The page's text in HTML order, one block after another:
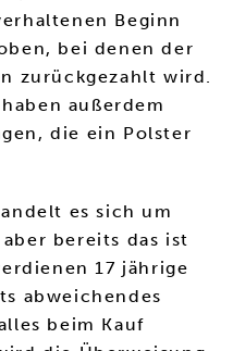
Beginn
bei denen der
zurückgezahlt wird.
außerdem
die ein Polster
es sich um
bereits das ist
17 jährige
abweichendes
beim Kauf